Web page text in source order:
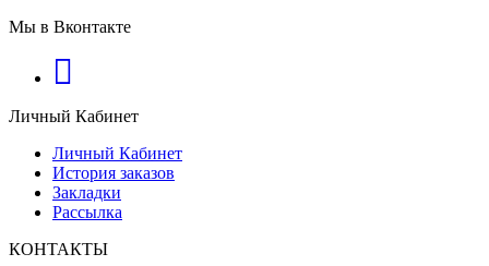
Мы в Вконтакте
Личный Кабинет
Личный Кабинет
История заказов
Закладки
Рассылка
КОНТАКТЫ